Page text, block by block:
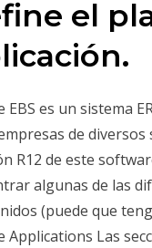
el
EBS es un sistema
de diversos
R12 de este
algunas de las
(puede que
Applications Las